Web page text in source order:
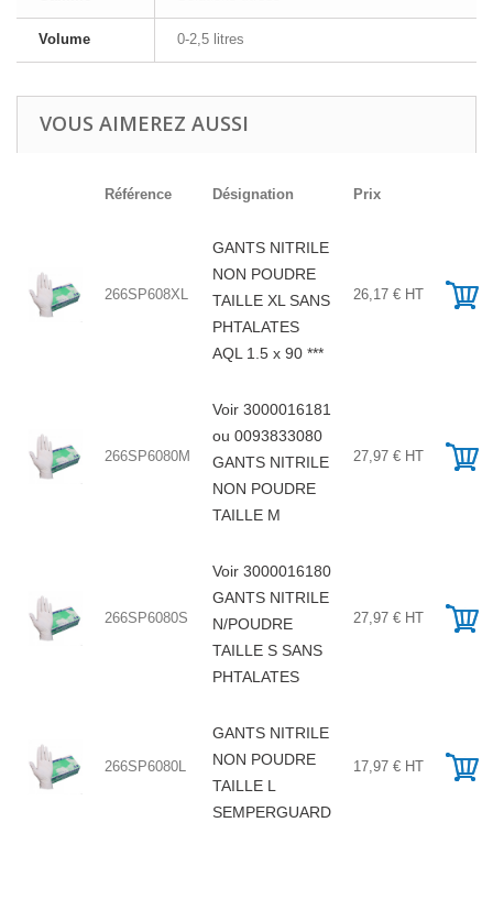
Volume 0-2,5 litres
VOUS AIMEREZ AUSSI
Référence Désignation Prix
266SP608XL
GANTS NITRILE
NON POUDRE
TAILLE XL SANS
PHTALATES
AQL 1.5 x 90 ***
26,17 € HT
266SP6080M
Voir 3000016181
ou 0093833080
GANTS NITRILE
NON POUDRE
TAILLE M
27,97 € HT
266SP6080S
Voir 3000016180
GANTS NITRILE
N/POUDRE
TAILLE S SANS
PHTALATES
27,97 € HT
266SP6080L
GANTS NITRILE
NON POUDRE
TAILLE L
SEMPERGUARD
17,97 € HT